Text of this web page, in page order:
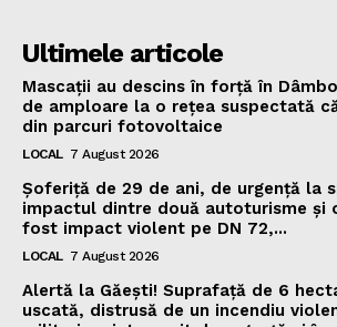
Ultimele articole
Mascații au descins în forță în
de amploare la o rețea suspectată
din parcuri fotovoltaice
LOCAL 7 August 2026
Șoferiță de 29 de ani, de urgență la
impactul dintre două autoturisme și
fost impact violent pe DN 72,...
LOCAL 7 August 2026
Alertă la Găești! Suprafață de 6
uscată, distrusă de un incendiu